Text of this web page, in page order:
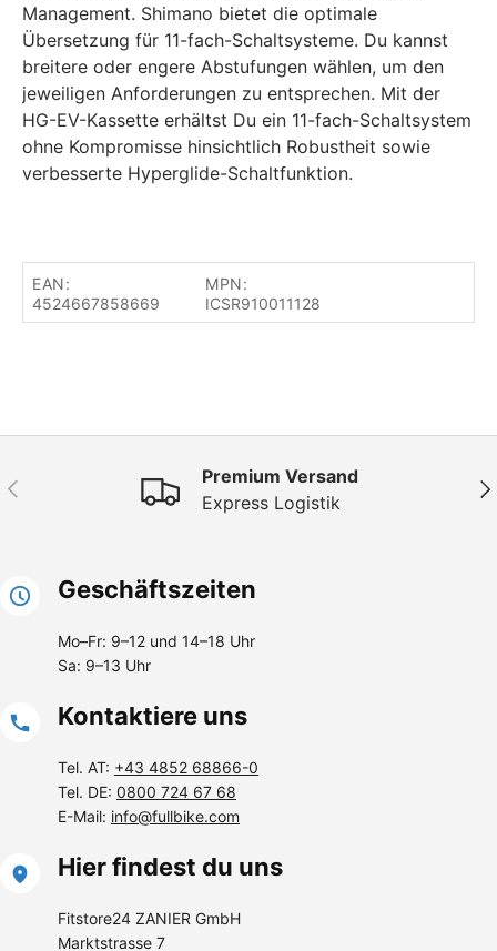
Management. Shimano bietet die optimale
Übersetzung für 11-fach-Schaltsysteme. Du kannst
breitere oder engere Abstufungen wählen, um den
jeweiligen Anforderungen zu entsprechen. Mit der
HG-EV-Kassette erhältst Du ein 11-fach-Schaltsystem
ohne Kompromisse hinsichtlich Robustheit sowie
verbesserte Hyperglide-Schaltfunktion.
EAN:
4524667858669
MPN:
ICSR910011128
Vorherige
Premium Versand
Express Logistik
Geschäftszeiten
Mo–Fr: 9–12 und 14–18 Uhr
Sa: 9–13 Uhr
Kontaktiere uns
Tel. AT: +43 4852 68866-0
Tel. DE: 0800 724 67 68
E-Mail: info@fullbike.com
Hier findest du uns
Fitstore24 ZANIER GmbH
Marktstrasse 7